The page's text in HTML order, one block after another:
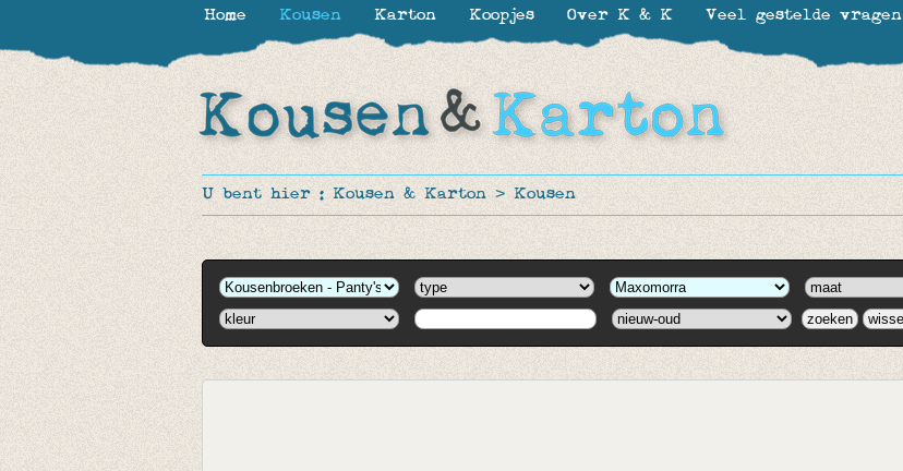
U bent hier : Kousen & Karton > Kousen
Home Kousen Karton Koopjes Over K & K Veel gestelde vragen